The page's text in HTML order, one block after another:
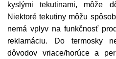
kyslými tekutinami, môže
Niektoré tekutiny môžu
nemá vplyv na funkčnosť
reklamáciu. Do termosky
dôvodov vriace/horúce a